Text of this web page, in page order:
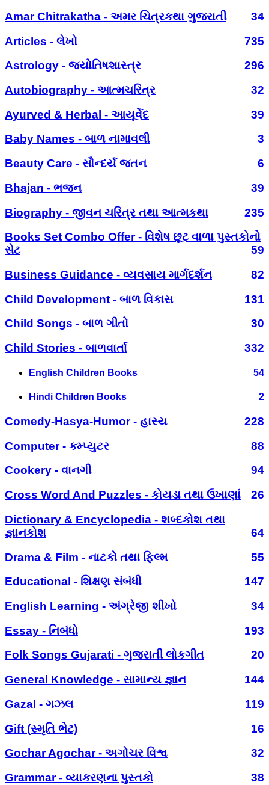
Amar Chitrakatha - અમર ચિત્રકથા ગુજરાતી
34
Articles - લેખો
735
Astrology - જ્યોતિષશાસ્ત્ર
296
Autobiography - આત્મચરિત્ર
32
Ayurved & Herbal - આયૂર્વેદ
39
Baby Names - બાળ નામાવલી
3
Beauty Care - સૌન્દર્ય જતન
6
Bhajan - ભજન
39
Biography - જીવન ચરિત્ર તથા આત્મકથા
235
Books Set Combo Offer - વિશેષ છૂટ વાળા પુસ્તકોનો
સેટ
59
Business Guidance - વ્યવસાય માર્ગદર્શન
82
Child Development - બાળ વિકાસ
131
Child Songs - બાળ ગીતો
30
Child Stories - બાળવાર્તા
332
English Children Books 54
Hindi Children Books 2
Comedy-Hasya-Humor - હાસ્ય
228
Computer - કમ્પ્યુટર
88
Cookery - વાનગી
94
Cross Word And Puzzles - કોયડા તથા ઉખાણાં
26
Dictionary & Encyclopedia - શબ્દકોશ તથા
જ્ઞાનકોશ
64
Drama & Film - નાટકો તથા ફિલ્મ
55
Educational - શિક્ષણ સંબંધી
147
English Learning - અંગ્રેજી શીખો
34
Essay - નિબંધો
193
Folk Songs Gujarati - ગુજરાતી લોકગીત
20
General Knowledge - સામાન્ય જ્ઞાન
144
Gazal - ગઝલ
119
Gift (સ્મૃતિ ભેટ)
16
Gochar Agochar - અગોચર વિશ્વ
32
Grammar - વ્યાકરણના પુસ્તકો
38